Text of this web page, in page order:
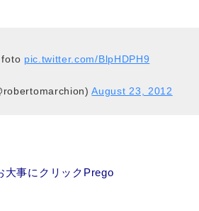
foto pic.twitter.com/BlpHDPH9
August 23, 2012
大事にクリックPrego